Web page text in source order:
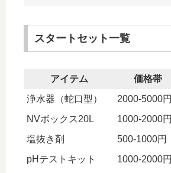
スタートセット一覧
アイテム 価格帯
浄水器（蛇口型）
2000-5000円
NVボックス20L
1000-2000円
塩抜き剤
500-1000円
pHテストキット
1000-2000円